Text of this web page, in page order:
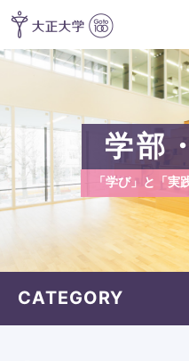
学部
「学び」と「実
CATEGORY